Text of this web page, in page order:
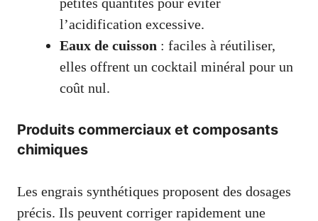
l’acidification excessive.
Eaux de cuisson : faciles à réutiliser,
elles offrent un cocktail minéral pour un
coût nul.
Produits commerciaux et composants
chimiques
Les engrais synthétiques proposent des dosages
précis. Ils peuvent corriger rapidement une